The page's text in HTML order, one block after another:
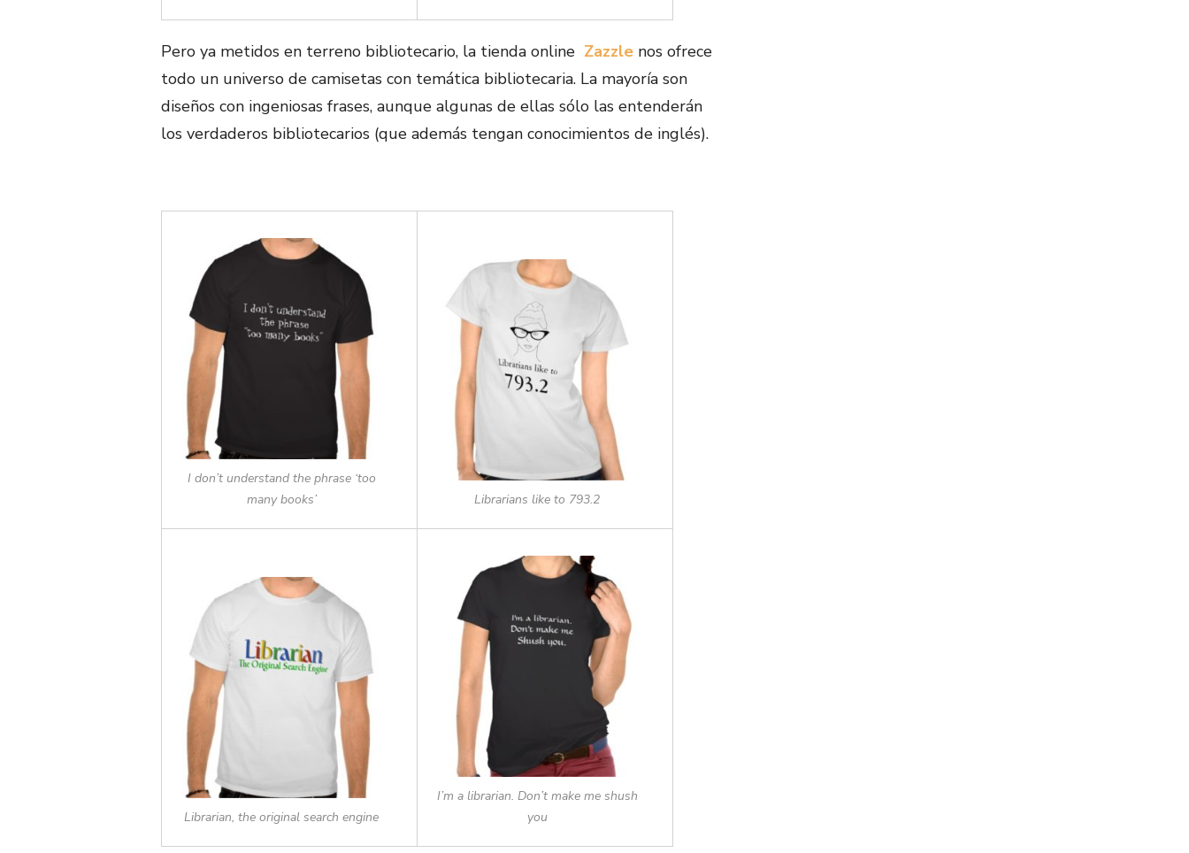
Pero ya metidos en terreno bibliotecario, la tienda online Zazzle nos ofrece
todo un universo de camisetas con temática bibliotecaria. La mayoría son
diseños con ingeniosas frases, aunque algunas de ellas sólo las entenderán
los verdaderos bibliotecarios (que además tengan conocimientos de inglés).
I don’t understand the phrase ‘too
many books’
Librarians like to 793.2
Librarian, the original search engine
I’m a librarian. Don’t make me shush
you